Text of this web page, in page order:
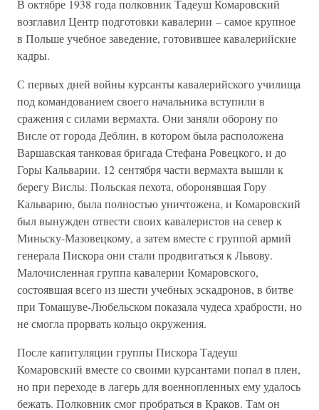
В октябре 1938 года полковник Тадеуш Комаровский
возглавил Центр подготовки кавалерии – самое крупное
в Польше учебное заведение, готовившее кавалерийские
кадры.
С первых дней войны курсанты кавалерийского училища
под командованием своего начальника вступили в
сражения с силами вермахта. Они заняли оборону по
Висле от города Деблин, в котором была расположена
Варшавская танковая бригада Стефана Ровецкого, и до
Горы Кальварии. 12 сентября части вермахта вышли к
берегу Вислы. Польская пехота, оборонявшая Гору
Кальварию, была полностью уничтожена, и Комаровский
был вынужден отвести своих кавалеристов на север к
Миньску-Мазовецкому, а затем вместе с группой армий
генерала Пискора они стали продвигаться к Львову.
Малочисленная группа кавалерии Комаровского,
состоявшая всего из шести учебных эскадронов, в битве
при Томашуве-Любельском показала чудеса храбрости, но
не смогла прорвать кольцо окружения.
После капитуляции группы Пискора Тадеуш
Комаровский вместе со своими курсантами попал в плен,
но при переходе в лагерь для военнопленных ему удалось
бежать. Полковник смог пробраться в Краков. Там он